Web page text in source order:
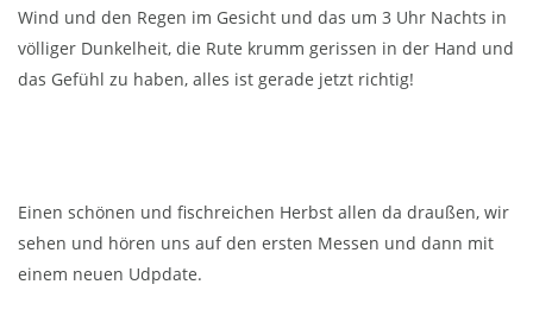
Wind und den Regen im Gesicht und das um 3 Uhr Nachts in
völliger Dunkelheit, die Rute krumm gerissen in der Hand und
das Gefühl zu haben, alles ist gerade jetzt richtig!
Einen schönen und fischreichen Herbst allen da draußen, wir
sehen und hören uns auf den ersten Messen und dann mit
einem neuen Udpdate.